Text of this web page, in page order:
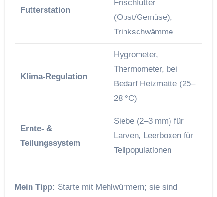
Futterstation
Frischfutter
(Obst/Gemüse),
Trinkschwämme
Klima-Regulation
Hygrometer,
Thermometer, bei
Bedarf Heizmatte (25–
28 °C)
Ernte- &
Teilungssystem
Siebe (2–3 mm) für
Larven, Leerboxen für
Teilpopulationen
Mein Tipp: Starte mit Mehlwürmern; sie sind